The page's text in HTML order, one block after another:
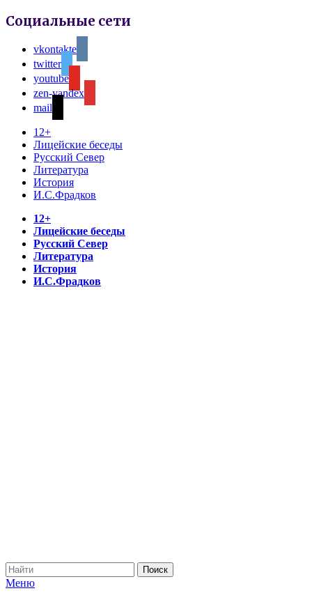
Социальные сети
vkontakte
twitter
youtube
zen-yandex
mail
12+
Лицейские беседы
Русский Север
Литература
История
И.С.Фрадков
12+
Лицейские беседы
Русский Север
Литература
История
И.С.Фрадков
Меню